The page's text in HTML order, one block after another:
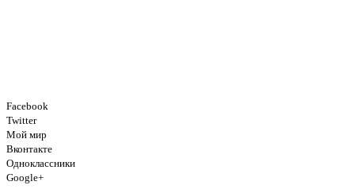
Facebook
Twitter
Мой мир
Вконтакте
Одноклассники
Google+